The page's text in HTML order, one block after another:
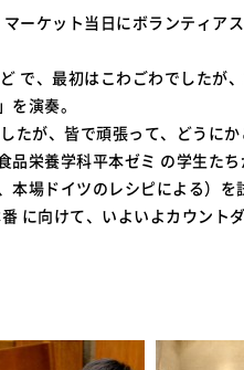
ーケット当日にボランティア
で、最初はこわごわでしたが
演奏。
たが、皆で頑張って、どうに
栄養学科平本ゼミ の学生たち
場ドイツのレシピによる）を
に向けて、いよいよカウント